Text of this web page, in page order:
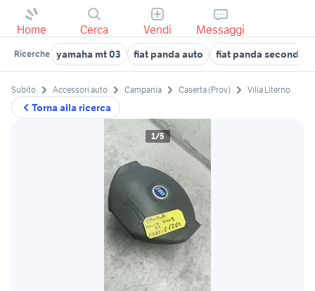
Home Cerca Vendi Messaggi
Ricerche yamaha mt 03 fiat panda auto fiat panda seconda
Torna alla ricerca
Subito Accessori auto Campania Caserta (Prov) Villa Literno
1/5